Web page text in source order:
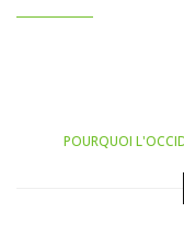
POURQUOI